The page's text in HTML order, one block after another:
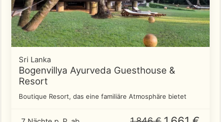
Sri Lanka
Bogenvillya Ayurveda Guesthouse &
Resort
Boutique Resort, das eine familiäre Atmosphäre bietet